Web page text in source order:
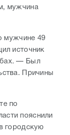
мужчина
мужчине 49
источник
— Был
Причины
по
пояснили
городскую